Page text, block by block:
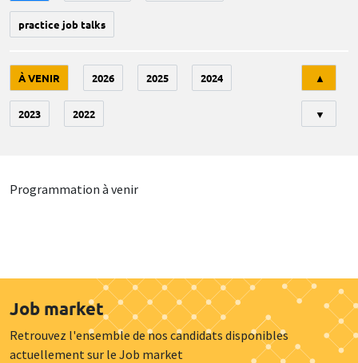
practice job talks
À VENIR 2026 2025 2024
2023 2022
▲
▼
Programmation à venir
Job market
Retrouvez l'ensemble de nos candidats disponibles
actuellement sur le Job market